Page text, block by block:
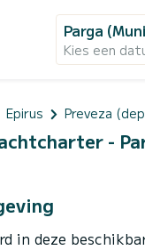
Parga
Kies een
Epirus Preveza
-
in deze